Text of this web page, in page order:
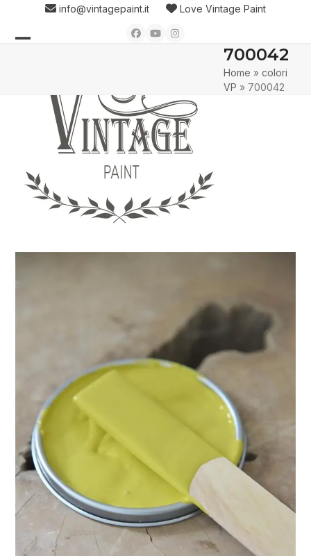
content
info@vintagepaint.it Love Vintage Paint
Facebook
YouTubeInstagram
menu
menu
700042
Home »colori
VP » 700042